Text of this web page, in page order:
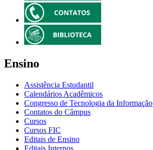
Ensino
Assistência Estudantil
Calendários Acadêmicos
Congresso de Tecnologia da Informação
Contatos do Câmpus
Cursos
Cursos FIC
Editais de Ensino